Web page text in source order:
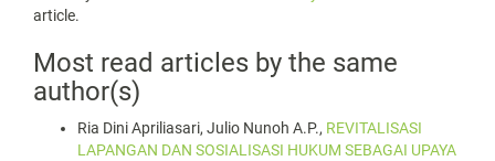
article.
Most read articles by the same
author(s)
Ria Dini Apriliasari, Julio Nunoh A.P., REVITALISASI
LAPANGAN DAN SOSIALISASI HUKUM SEBAGAI UPAYA